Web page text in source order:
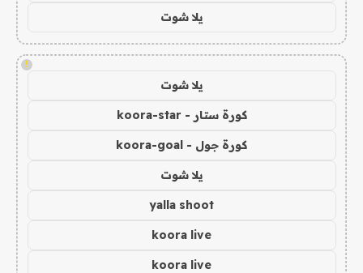
يلا شوت
!
يلا شوت
كورة ستار - koora-star
كورة جول - koora-goal
يلا شوت
yalla shoot
koora live
koora live